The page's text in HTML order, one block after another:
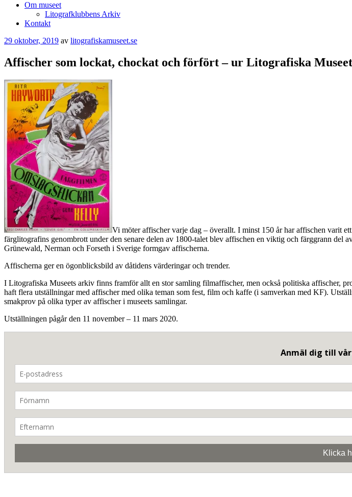
Om museet
Litografklubbens Arkiv
Kontakt
Publicerat
29 oktober, 2019 av litografiskamuseet.se
Affischer som lockat, chockat och förfört – ur Litografiska
Vi möter affischer varje dag – överallt. I minst 150 år har affischen varit
färglitografins genombrott under den senare delen av 1800-talet blev affischen en viktig och färggrann
Grünewald, Nerman och Forseth i Sverige formgav affischerna.
Affischerna ger en ögonblicksbild av dåtidens värderingar och trender.
I Litografiska Museets arkiv finns framför allt en stor samling filmaffischer, men också politiska affischer,
haft flera utställningar med affischer med olika teman som fest, film och kaffe (i samverkan med KF).
smakprov på olika typer av affischer i museets samlingar.
Utställningen pågår den 11 november – 11 mars 2020.